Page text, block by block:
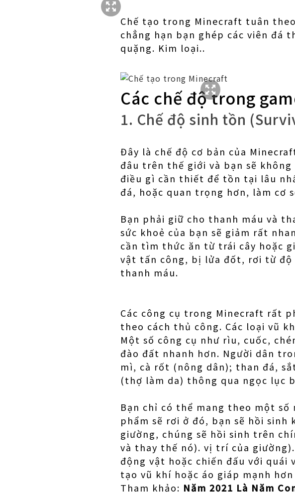
Chế tạo trong Minecraft tuân
chẳng hạn bạn ghép các viên đá
quặng. Kim loại..
Các chế độ trong
1. Chế độ sinh tồn
Đây là chế độ cơ bản của
đâu trên thế giới và bạn sẽ
điều gì cần thiết để tồn tại lâu
đá, hoặc quan trọng hơn, làm cơ
Bạn phải giữ cho thanh máu và
sức khoẻ của bạn sẽ giảm rất
cần tìm thức ăn từ trái cây hoặc
vật tấn công, bị lửa đốt, rơi từ độ
thanh máu.
Các công cụ trong Minecraft rất
theo cách thủ công. Các loại vũ
Một số công cụ như rìu, cuốc,
đào đất nhanh hơn. Người dân
mì, cà rốt (nông dân); than đá,
(thợ làm da) thông qua ngọc lục
Bạn chỉ có thể mang theo một
phẩm sẽ rơi ở đó, bạn sẽ hồi
giường, chúng sẽ hồi sinh trên
và thay thế nó). vị trí của
động vật hoặc chiến đấu với quái
tạo vũ khí hoặc áo giáp mạnh
Tham khảo: Năm 2021 Là Năm